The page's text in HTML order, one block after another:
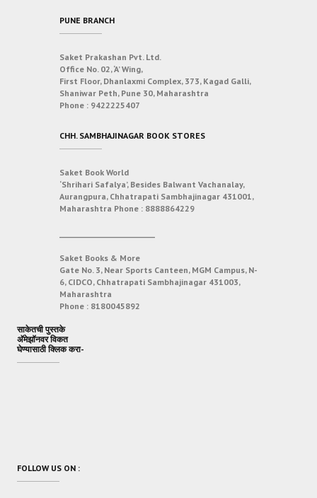
PUNE BRANCH
Saket Prakashan Pvt. Ltd.
Office No. 02, ‘A’ Wing,
First Floor, Dhanlaxmi Complex, 373, Kagad Galli,
Shaniwar Peth, Pune 30, Maharashtra
Phone : 9422225407
CHH. SAMBHAJINAGAR BOOK STORES
Saket Book World
‘Shrihari Safalya’, Besides Balwant Vachanalay,
Aurangpura, Chhatrapati Sambhajinagar 431001,
Maharashtra Phone : 8888864229
Saket Books & More
Gate No. 3, Near Sports Canteen, MGM Campus, N-
6, CIDCO, Chhatrapati Sambhajinagar 431003,
Maharashtra
Phone : 8180045892
साकेतची पुस्तके
अ‍ॅमेझॉनवर विकत
घेण्यासाठी क्लिक करा-
FOLLOW US ON :